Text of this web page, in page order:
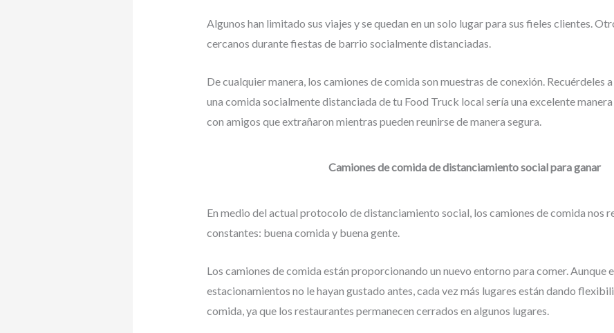
Algunos han limitado sus viajes y se quedan en un solo lugar para sus fieles clientes.
cercanos durante fiestas de barrio socialmente distanciadas.
De cualquier manera, los camiones de comida son muestras de conexión. Recuérdeles
una comida socialmente distanciada de tu Food Truck local sería una excelente
con amigos que extrañaron mientras pueden reunirse de manera segura.
Camiones de comida de distanciamiento social para ganar
En medio del actual protocolo de distanciamiento social, los camiones de comida nos
constantes: buena comida y buena gente.
Los camiones de comida están proporcionando un nuevo entorno para comer. Aunque
estacionamientos no le hayan gustado antes, cada vez más lugares están dando
comida, ya que los restaurantes permanecen cerrados en algunos lugares.